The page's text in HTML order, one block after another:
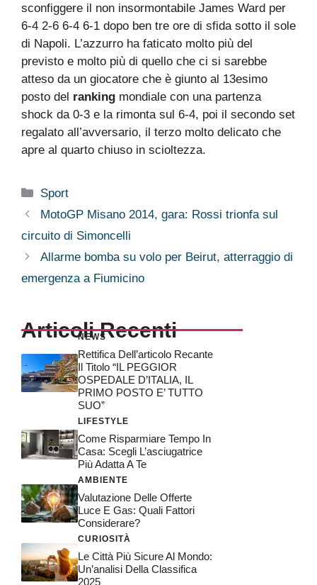
sconfiggere il non insormontabile James Ward per
6-4 2-6 6-4 6-1 dopo ben tre ore di sfida sotto il sole
di Napoli. L’azzurro ha faticato molto più del
previsto e molto più di quello che ci si sarebbe
atteso da un giocatore che è giunto al 13esimo
posto del ranking mondiale con una partenza
shock da 0-3 e la rimonta sul 6-4, poi il secondo set
regalato all’avversario, il terzo molto delicato che
apre al quarto chiuso in scioltezza.
Categorie
Sport
MotoGP Misano 2014, gara: Rossi trionfa sul
circuito di Simoncelli
Allarme bomba su volo per Beirut, atterraggio di
emergenza a Fiumicino
Articoli Recenti
NEWS
Rettifica Dell’articolo Recante
Il Titolo “IL PEGGIOR
OSPEDALE D’ITALIA, IL
PRIMO POSTO E’ TUTTO
SUO”
LIFESTYLE
Come Risparmiare Tempo In
Casa: Scegli L’asciugatrice
Più Adatta A Te
AMBIENTE
Valutazione Delle Offerte
Luce E Gas: Quali Fattori
Considerare?
CURIOSITÀ
Le Città Più Sicure Al Mondo:
Un’analisi Della Classifica
2025